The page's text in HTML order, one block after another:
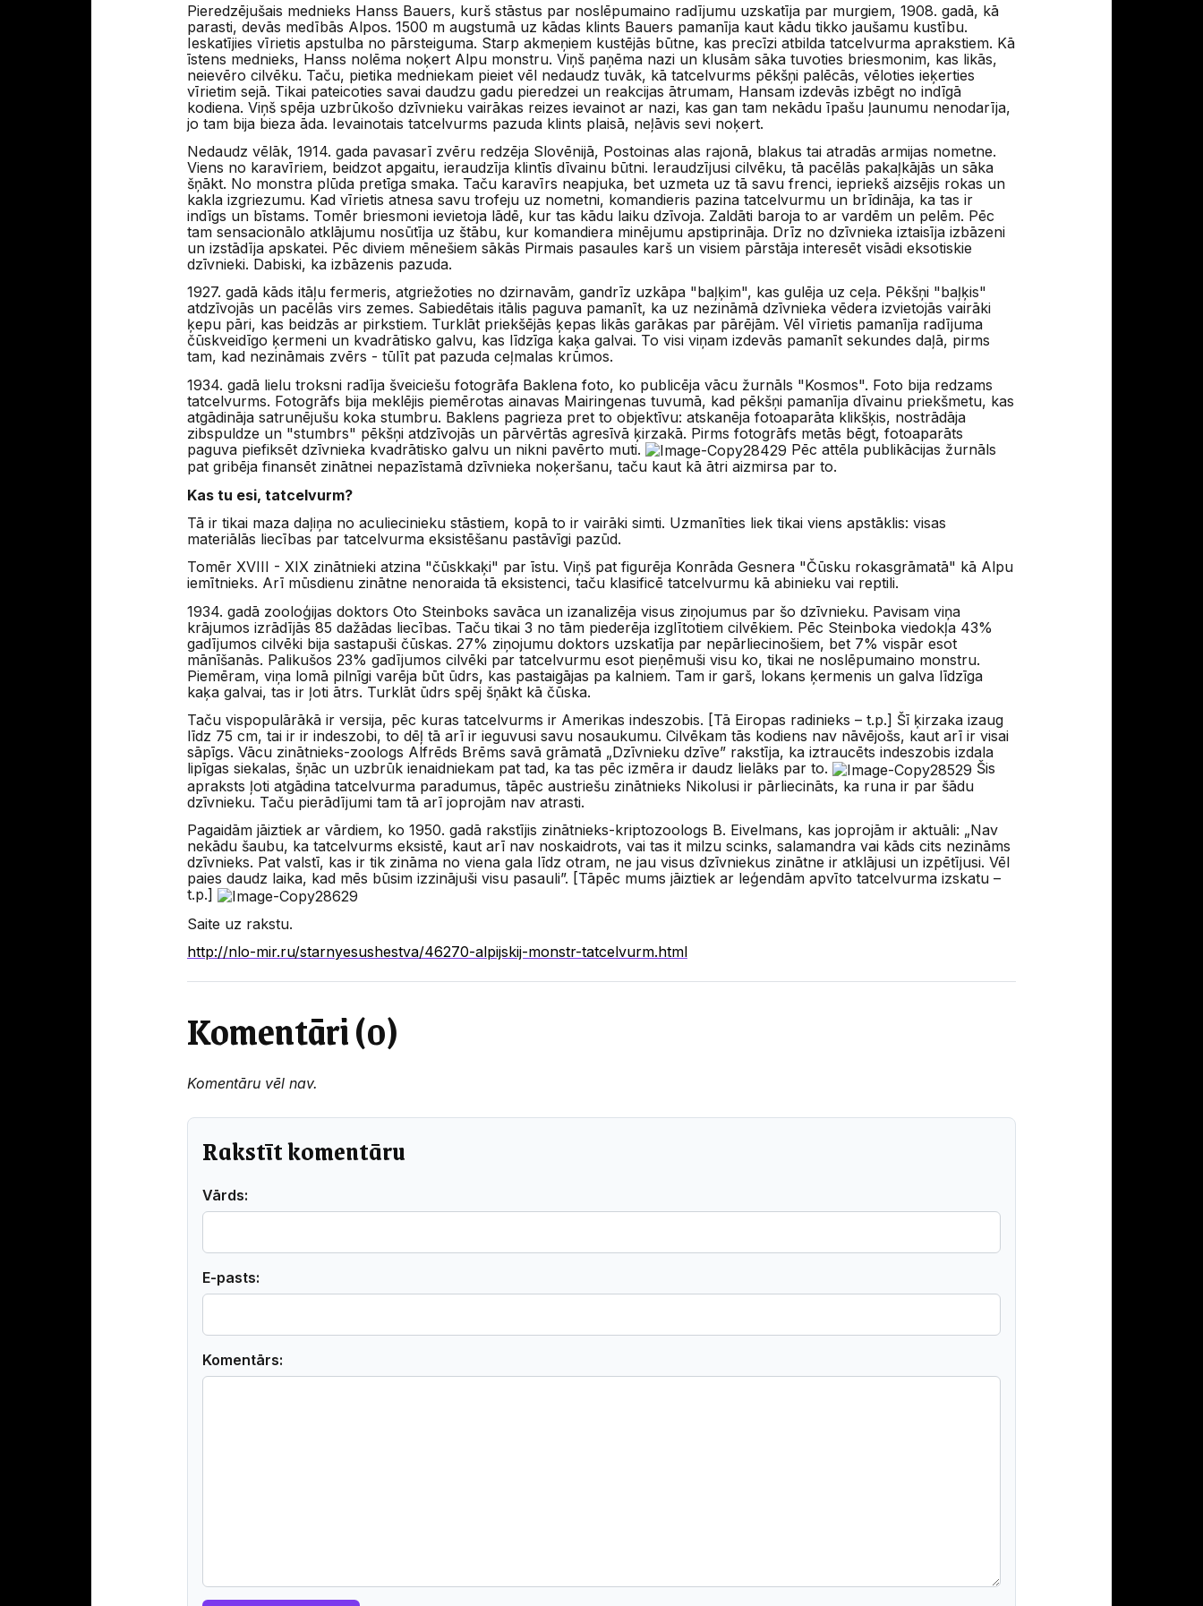
Pieredzējušais mednieks Hanss Bauers, kurš stāstus par noslēpumaino radījumu uzskatīja par murgiem, 1908. gadā, kā
parasti, devās medībās Alpos. 1500 m augstumā uz kādas klints Bauers pamanīja kaut kādu tikko jaušamu kustību.
Ieskatījies vīrietis apstulba no pārsteiguma. Starp akmeņiem kustējās būtne, kas precīzi atbilda tatcelvurma aprakstiem. Kā
īstens mednieks, Hanss nolēma noķert Alpu monstru. Viņš paņēma nazi un klusām sāka tuvoties briesmonim, kas likās,
neievēro cilvēku. Taču, pietika medniekam pieiet vēl nedaudz tuvāk, kā tatcelvurms pēkšņi palēcās, vēloties ieķerties
vīrietim sejā. Tikai pateicoties savai daudzu gadu pieredzei un reakcijas ātrumam, Hansam izdevās izbēgt no indīgā
kodiena. Viņš spēja uzbrūkošo dzīvnieku vairākas reizes ievainot ar nazi, kas gan tam nekādu īpašu ļaunumu nenodarīja,
jo tam bija bieza āda. Ievainotais tatcelvurms pazuda klints plaisā, neļāvis sevi noķert.
Nedaudz vēlāk, 1914. gada pavasarī zvēru redzēja Slovēnijā, Postoinas alas rajonā, blakus tai atradās armijas nometne.
Viens no karavīriem, beidzot apgaitu, ieraudzīja klintīs dīvainu būtni. Ieraudzījusi cilvēku, tā pacēlās pakaļkājās un sāka
šņākt. No monstra plūda pretīga smaka. Taču karavīrs neapjuka, bet uzmeta uz tā savu frenci, iepriekš aizsējis rokas un
kakla izgriezumu. Kad vīrietis atnesa savu trofeju uz nometni, komandieris pazina tatcelvurmu un brīdināja, ka tas ir
indīgs un bīstams. Tomēr briesmoni ievietoja lādē, kur tas kādu laiku dzīvoja. Zaldāti baroja to ar vardēm un pelēm. Pēc
tam sensacionālo atklājumu nosūtīja uz štābu, kur komandiera minējumu apstiprināja. Drīz no dzīvnieka iztaisīja izbāzeni
un izstādīja apskatei. Pēc diviem mēnešiem sākās Pirmais pasaules karš un visiem pārstāja interesēt visādi eksotiskie
dzīvnieki. Dabiski, ka izbāzenis pazuda.
1927. gadā kāds itāļu fermeris, atgriežoties no dzirnavām, gandrīz uzkāpa "baļķim", kas gulēja uz ceļa. Pēkšņi "baļķis"
atdzīvojās un pacēlās virs zemes. Sabiedētais itālis paguva pamanīt, ka uz nezināmā dzīvnieka vēdera izvietojās vairāki
ķepu pāri, kas beidzās ar pirkstiem. Turklāt priekšējās ķepas likās garākas par pārējām. Vēl vīrietis pamanīja radījuma
čūskveidīgo ķermeni un kvadrātisko galvu, kas līdzīga kaķa galvai. To visi viņam izdevās pamanīt sekundes daļā, pirms
tam, kad nezināmais zvērs - tūlīt pat pazuda ceļmalas krūmos.
1934. gadā lielu troksni radīja šveiciešu fotogrāfa Baklena foto, ko publicēja vācu žurnāls "Kosmos". Foto bija redzams
tatcelvurms. Fotogrāfs bija meklējis piemērotas ainavas Mairingenas tuvumā, kad pēkšņi pamanīja dīvainu priekšmetu, kas
atgādināja satrunējušu koka stumbru. Baklens pagrieza pret to objektīvu: atskanēja fotoaparāta klikšķis, nostrādāja
zibspuldze un "stumbrs" pēkšņi atdzīvojās un pārvērtās agresīvā ķirzakā. Pirms fotogrāfs metās bēgt, fotoaparāts
paguva piefiksēt dzīvnieka kvadrātisko galvu un nikni pavērto muti.
Pēc attēla publikācijas žurnāls
pat gribēja finansēt zinātnei nepazīstamā dzīvnieka noķeršanu, taču kaut kā ātri aizmirsa par to.
Kas tu esi, tatcelvurm?
Tā ir tikai maza daļiņa no aculiecinieku stāstiem, kopā to ir vairāki simti. Uzmanīties liek tikai viens apstāklis: visas
materiālās liecības par tatcelvurma eksistēšanu pastāvīgi pazūd.
Tomēr XVIII - XIX zinātnieki atzina "čūskkaķi" par īstu. Viņš pat figurēja Konrāda Gesnera "Čūsku rokasgrāmatā" kā Alpu
iemītnieks. Arī mūsdienu zinātne nenoraida tā eksistenci, taču klasificē tatcelvurmu kā abinieku vai reptili.
1934. gadā zooloģijas doktors Oto Steinboks savāca un izanalizēja visus ziņojumus par šo dzīvnieku. Pavisam viņa
krājumos izrādījās 85 dažādas liecības. Taču tikai 3 no tām piederēja izglītotiem cilvēkiem. Pēc Steinboka viedokļa 43%
gadījumos cilvēki bija sastapuši čūskas. 27% ziņojumu doktors uzskatīja par nepārliecinošiem, bet 7% vispār esot
mānīšanās. Palikušos 23% gadījumos cilvēki par tatcelvurmu esot pieņēmuši visu ko, tikai ne noslēpumaino monstru.
Piemēram, viņa lomā pilnīgi varēja būt ūdrs, kas pastaigājas pa kalniem. Tam ir garš, lokans ķermenis un galva līdzīga
kaķa galvai, tas ir ļoti ātrs. Turklāt ūdrs spēj šņākt kā čūska.
Taču vispopulārākā ir versija, pēc kuras tatcelvurms ir Amerikas indeszobis. [Tā Eiropas radinieks – t.p.] Šī ķirzaka izaug
līdz 75 cm, tai ir ir indeszobi, to dēļ tā arī ir ieguvusi savu nosaukumu. Cilvēkam tās kodiens nav nāvējošs, kaut arī ir visai
sāpīgs. Vācu zinātnieks-zoologs Alfrēds Brēms savā grāmatā „Dzīvnieku dzīve” rakstīja, ka iztraucēts indeszobis izdala
lipīgas siekalas, šņāc un uzbrūk ienaidniekam pat tad, ka tas pēc izmēra ir daudz lielāks par to.
Šis
apraksts ļoti atgādina tatcelvurma paradumus, tāpēc austriešu zinātnieks Nikolusi ir pārliecināts, ka runa ir par šādu
dzīvnieku. Taču pierādījumi tam tā arī joprojām nav atrasti.
Pagaidām jāiztiek ar vārdiem, ko 1950. gadā rakstījis zinātnieks-kriptozoologs B. Eivelmans, kas joprojām ir aktuāli: „Nav
nekādu šaubu, ka tatcelvurms eksistē, kaut arī nav noskaidrots, vai tas it milzu scinks, salamandra vai kāds cits nezināms
dzīvnieks. Pat valstī, kas ir tik zināma no viena gala līdz otram, ne jau visus dzīvniekus zinātne ir atklājusi un izpētījusi. Vēl
paies daudz laika, kad mēs būsim izzinājuši visu pasauli”. [Tāpēc mums jāiztiek ar leģendām apvīto tatcelvurma izskatu –
t.p.]
Saite uz rakstu.
http://nlo-mir.ru/starnyesushestva/46270-alpijskij-monstr-tatcelvurm.html
Komentāri (0)
Komentāru vēl nav.
Rakstīt komentāru
Vārds:
E-pasts:
Komentārs: